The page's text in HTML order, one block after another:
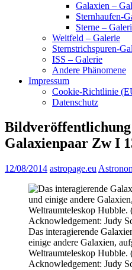
Galaxien –
Sternhaufen-
Sterne –
Weitfeld – Galerie
Sternstrichspuren-
ISS – Galerie
Andere Phänomene
Impressum
Cookie-Richtlinie
Datenschutz
Galaxienpaar Zw I
12/08/2014 astropage.eu
Das interagierende
einige andere Galaxien,
Weltraumteleskop
Acknowledgement: Judy